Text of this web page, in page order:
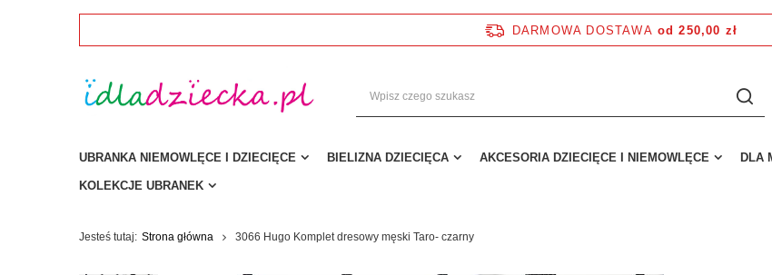
DARMOWA DOSTAWA od 250,00 zł
UBRANKA NIEMOWLĘCE I DZIECIĘCE BIELIZNA DZIECIĘCA AKCESORIA DZIECIĘCE I NIEMOWLĘCE DLA
KOLEKCJE UBRANEK
Jesteś tutaj: Strona główna 3066 Hugo Komplet dresowy męski Taro- czarny